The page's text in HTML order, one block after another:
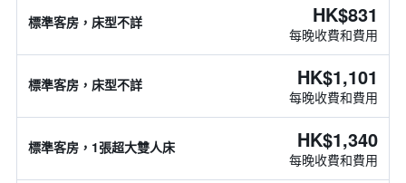
標準客房，床型不詳 HK$831
每晚收費和費用
標準客房，床型不詳 HK$1,101
每晚收費和費用
標準客房，1張超大雙人床 HK$1,340
每晚收費和費用